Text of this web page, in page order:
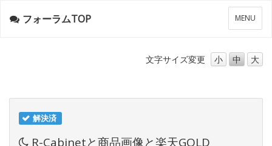
メ
ニ
ー
MENU
フォーラムTOP
文字サイズ変更 小 中 大
解決済
R-Cabinetと商品画像と楽天GOLD